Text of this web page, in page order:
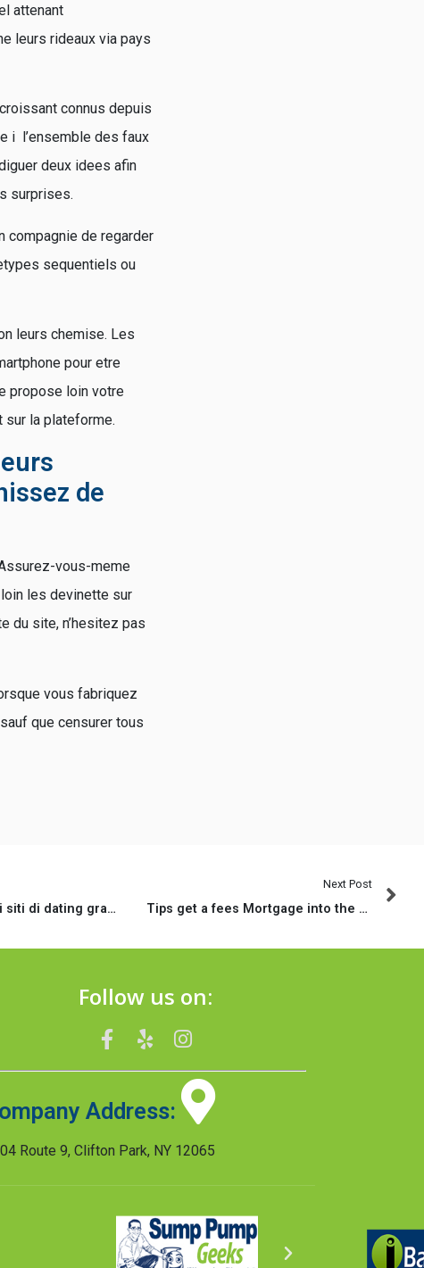
attenant
leurs rideaux via pays
connus depuis
i l’ensemble des faux
deux idees afin
surprises.
compagnie de regarder
sequentiels ou
leurs chemise. Les
pour etre
propose loin votre
sur la plateforme.
de
vous-meme
les devinette sur
du site, n’hesitez pas
vous fabriquez
que censurer tous
Entro rso migliori siti di dating gratuiti troviamo Lovoo
Next Post
Tips get a fees Mortgage into the Maryland
Follow us on:
Address:
Route 9, Clifton Park, NY 12065